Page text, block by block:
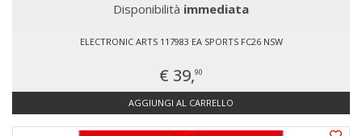
Disponibilità immediata
ELECTRONIC ARTS 117983 EA SPORTS FC26 NSW
€ 39,90
AGGIUNGI AL CARRELLO